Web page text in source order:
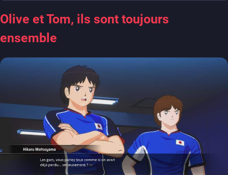
Olive et Tom, ils sont toujours
ensemble